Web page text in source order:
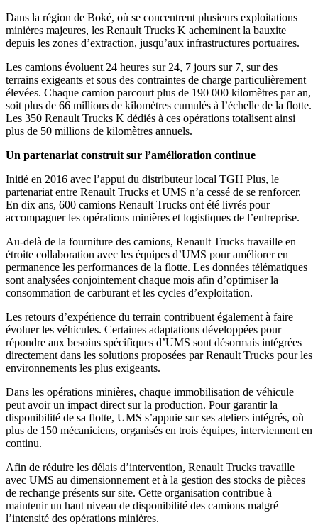
Dans la région de Boké, où se concentrent plusieurs exploitations
minières majeures, les Renault Trucks K acheminent la bauxite
depuis les zones d’extraction, jusqu’aux infrastructures portuaires.
Les camions évoluent 24 heures sur 24, 7 jours sur 7, sur des
terrains exigeants et sous des contraintes de charge particulièrement
élevées. Chaque camion parcourt plus de 190 000 kilomètres par an,
soit plus de 66 millions de kilomètres cumulés à l’échelle de la flotte.
Les 350 Renault Trucks K dédiés à ces opérations totalisent ainsi
plus de 50 millions de kilomètres annuels.
Un partenariat construit sur l’amélioration continue
Initié en 2016 avec l’appui du distributeur local TGH Plus, le
partenariat entre Renault Trucks et UMS n’a cessé de se renforcer.
En dix ans, 600 camions Renault Trucks ont été livrés pour
accompagner les opérations minières et logistiques de l’entreprise.
Au-delà de la fourniture des camions, Renault Trucks travaille en
étroite collaboration avec les équipes d’UMS pour améliorer en
permanence les performances de la flotte. Les données télématiques
sont analysées conjointement chaque mois afin d’optimiser la
consommation de carburant et les cycles d’exploitation.
Les retours d’expérience du terrain contribuent également à faire
évoluer les véhicules. Certaines adaptations développées pour
répondre aux besoins spécifiques d’UMS sont désormais intégrées
directement dans les solutions proposées par Renault Trucks pour les
environnements les plus exigeants.
Dans les opérations minières, chaque immobilisation de véhicule
peut avoir un impact direct sur la production. Pour garantir la
disponibilité de sa flotte, UMS s’appuie sur ses ateliers intégrés, où
plus de 150 mécaniciens, organisés en trois équipes, interviennent en
continu.
Afin de réduire les délais d’intervention, Renault Trucks travaille
avec UMS au dimensionnement et à la gestion des stocks de pièces
de rechange présents sur site. Cette organisation contribue à
maintenir un haut niveau de disponibilité des camions malgré
l’intensité des opérations minières.